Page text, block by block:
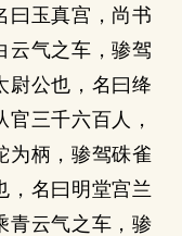
曰玉真宫，尚书
云气之车，骖驾
尉公也，名曰绛
三千六百人，
为柄，骖驾硃雀
，名曰明堂宫兰
青云气之车，骖